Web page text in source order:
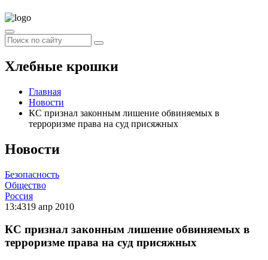
Хлебные крошки
Главная
Новости
КС признал законным лишение обвиняемых в
терроризме права на суд присяжных
Новости
Безопасность
Общество
Россия
13:4319 апр 2010
КС признал законным лишение обвиняемых в
терроризме права на суд присяжных